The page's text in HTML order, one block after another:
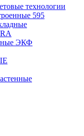
технологии
595
ЭКФ